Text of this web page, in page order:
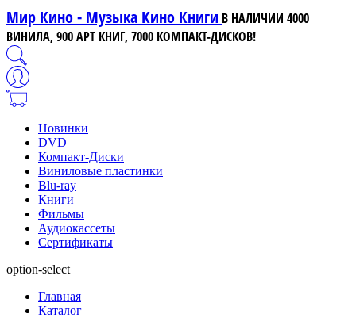
Мир Кино - Музыка Кино Книги В НАЛИЧИИ 4000
ВИНИЛА, 900 АРТ КНИГ, 7000 КОМПАКТ-ДИСКОВ!
Новинки
DVD
Компакт-Диски
Виниловые пластинки
Blu-ray
Книги
Фильмы
Аудиокассеты
Сертификаты
option-select
Главная
Каталог